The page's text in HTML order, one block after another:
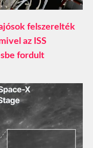
felszerelték
az ISS
fordult